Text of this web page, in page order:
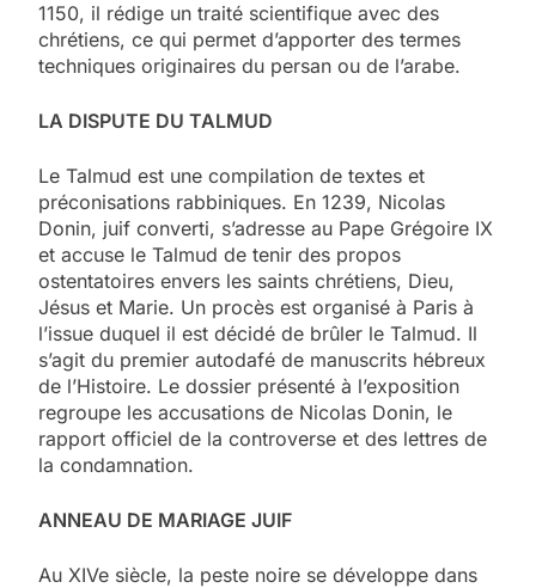
1150, il rédige un traité scientifique avec des
chrétiens, ce qui permet d’apporter des termes
techniques originaires du persan ou de l’arabe.
LA DISPUTE DU TALMUD
Le Talmud est une compilation de textes et
préconisations rabbiniques. En 1239, Nicolas
Donin, juif converti, s’adresse au Pape Grégoire IX
et accuse le Talmud de tenir des propos
ostentatoires envers les saints chrétiens, Dieu,
Jésus et Marie. Un procès est organisé à Paris à
l’issue duquel il est décidé de brûler le Talmud. Il
s’agit du premier autodafé de manuscrits hébreux
de l’Histoire. Le dossier présenté à l’exposition
regroupe les accusations de Nicolas Donin, le
rapport officiel de la controverse et des lettres de
la condamnation.
ANNEAU DE MARIAGE JUIF
Au XIVe siècle, la peste noire se développe dans